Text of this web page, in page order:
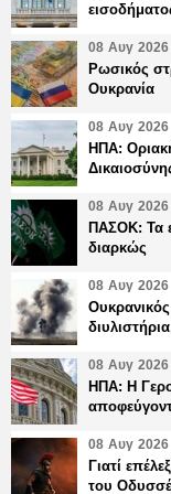
08 Αυγ 2026
Ρωσικός
Ουκρανία
08 Αυγ 2026
ΗΠΑ:
08 Αυγ 2026
ΠΑΣΟΚ: Τα
διαρκώς
08 Αυγ 2026
08 Αυγ 2026
ΗΠΑ: Η
08 Αυγ 2026
Γιατί
του